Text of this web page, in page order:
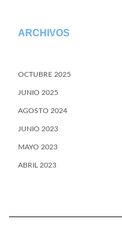
ARCHIVOS
OCTUBRE 2025
JUNIO 2025
AGOSTO 2024
JUNIO 2023
MAYO 2023
ABRIL 2023